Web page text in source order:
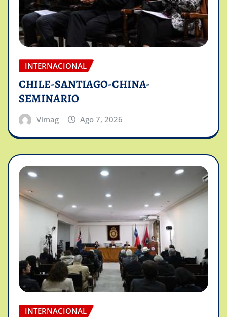
INTERNACIONAL
CHILE-SANTIAGO-CHINA-
SEMINARIO
Vimag Ago 7, 2026
INTERNACIONAL